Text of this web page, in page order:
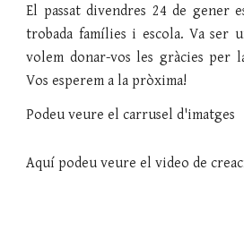
El passat divendres 24 de gener
trobada famílies i escola. Va ser
volem donar-vos les gràcies per
Vos esperem a la pròxima!
Podeu veure el carrusel d'imatges
Aquí podeu veure el video de